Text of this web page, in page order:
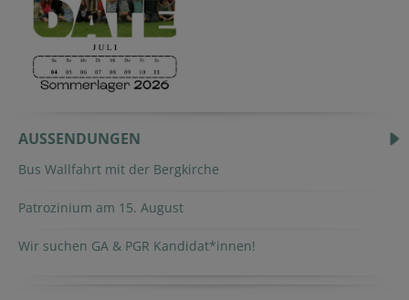
AUSSENDUNGEN
Bus Wallfahrt mit der Bergkirche
Patrozinium am 15. August
Wir suchen GA & PGR Kandidat*innen!